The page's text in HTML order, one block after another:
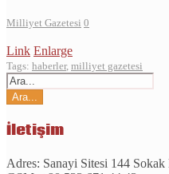
Milliyet Gazetesi 0
Link Enlarge
Tags: haberler, milliyet gazetesi
İletişim
Adres: Sanayi Sitesi 144